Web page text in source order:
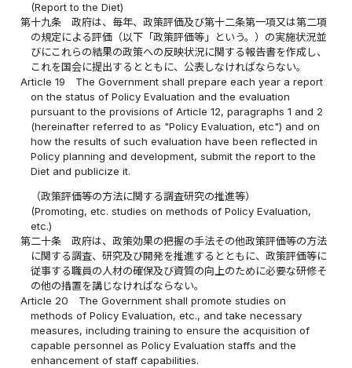
(Report to the Diet)
第十九条
政府は、毎年、政策評価及び第十二条第一項又は第二項
の規定による評価（以下「政策評価等」という。）の実施状況並
びにこれらの結果の政策への反映状況に関する報告書を作成し、
これを国会に提出するとともに、公表しなければならない。
Article 19
The Government shall prepare each year a report
on the status of Policy Evaluation and the evaluation
pursuant to the provisions of Article 12, paragraphs 1 and 2
(hereinafter referred to as "Policy Evaluation, etc") and on
how the results of such evaluation have been reflected in
Policy planning and development, submit the report to the
Diet and publicize it.
（政策評価等の方法に関する調査研究の推進等）
(Promoting, etc. studies on methods of Policy Evaluation,
etc.)
第二十条
政府は、政策効果の把握の手法その他政策評価等の方法
に関する調査、研究及び開発を推進するとともに、政策評価等に
従事する職員の人材の確保及び資質の向上のために必要な研修そ
の他の措置を講じなければならない。
Article 20
The Government shall promote studies on
methods of Policy Evaluation, etc., and take necessary
measures, including training to ensure the acquisition of
capable personnel as Policy Evaluation staffs and the
enhancement of staff capabilities.